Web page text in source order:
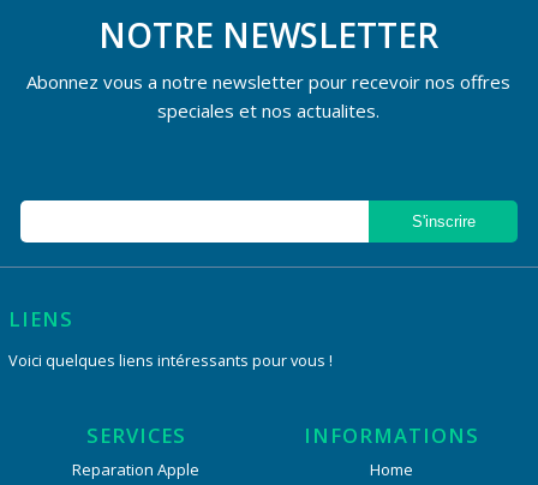
NOTRE NEWSLETTER
Abonnez vous a notre newsletter pour recevoir nos offres
speciales et nos actualites.
LIENS
Voici quelques liens intéressants pour vous !
SERVICES
Reparation Apple
INFORMATIONS
Home